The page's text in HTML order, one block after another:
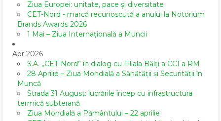
Ziua Europei: unitate, pace și diversitate
CET-Nord - marcă recunoscută a anului la Notorium
Brands Awards 2026
1 Mai – Ziua Internațională a Muncii
Apr 2026
S.A. „CET-Nord” în dialog cu Filiala Bălți a CCI a RM
28 Aprilie – Ziua Mondială a Sănătății și Securității în
Muncă
Strada 31 August: lucrările încep cu infrastructura
termică subterană
Ziua Mondială a Pământului – 22 aprilie